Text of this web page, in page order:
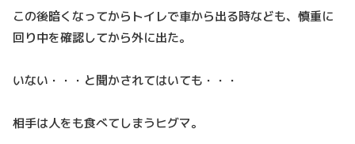
この後暗くなってからトイレで車から出る時なども、慎重に
回り中を確認してから外に出た。
いない・・・と聞かされてはいても・・・
相手は人をも食べてしまうヒグマ。